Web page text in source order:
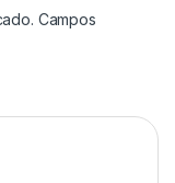
Campos